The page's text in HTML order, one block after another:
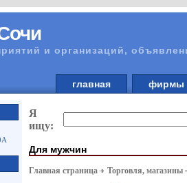
и организаций,
главная
Я
ищу:
Для мужчин
Главная страница Торговля, магазины